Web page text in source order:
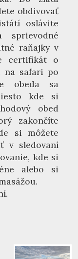
obdivovať
oslávite
raňajky v
certifikát o
na safari po
obeda sa
kde si
obed
zakončíte
si môžete
v sledovaní
kde si
alebo si